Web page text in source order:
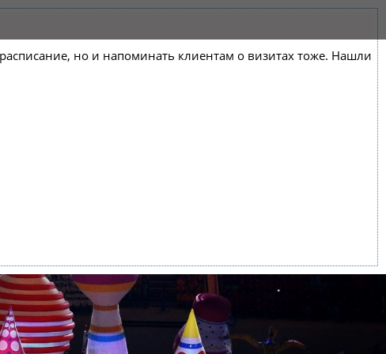
но и напоминать клиентам о визитах тоже. Нашли